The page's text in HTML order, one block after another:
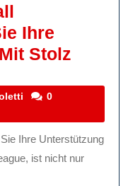
Ihre
Stolz
Zeigen
Sie
stefanocoletti
0
ist nicht nur